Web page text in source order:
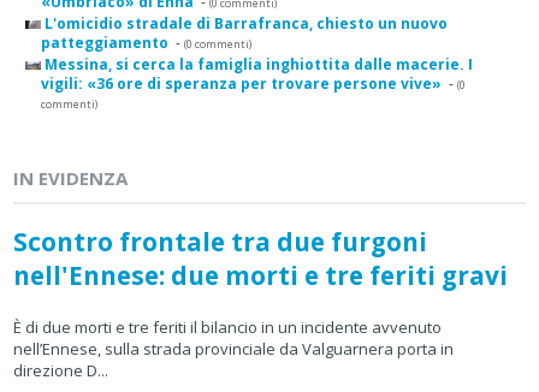
L'omicidio stradale di Barrafranca, chiesto un nuovo
patteggiamento - (0 commenti)
Messina, si cerca la famiglia inghiottita dalle macerie. I
vigili: «36 ore di speranza per trovare persone vive» - (0
commenti)
IN EVIDENZA
Scontro frontale tra due furgoni
nell'Ennese: due morti e tre feriti gravi
È di due morti e tre feriti il bilancio in un incidente avvenuto
nell’Ennese, sulla strada provinciale da Valguarnera porta in
direzione D...